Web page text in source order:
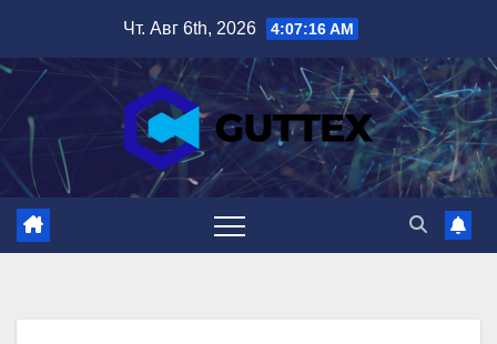
содержимому
Чт. Авг 6th, 2026 4:07:17 AM